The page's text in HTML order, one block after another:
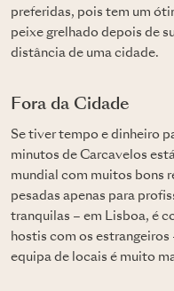
preferidas, pois tem um
peixe grelhado depois de
distância de uma cidade.
Fora da Cidade
Se tiver tempo e dinheiro
minutos de Carcavelos
mundial com muitos bons
pesadas apenas para
tranquilas – em Lisboa, é
hostis com os
equipa de locais é muito